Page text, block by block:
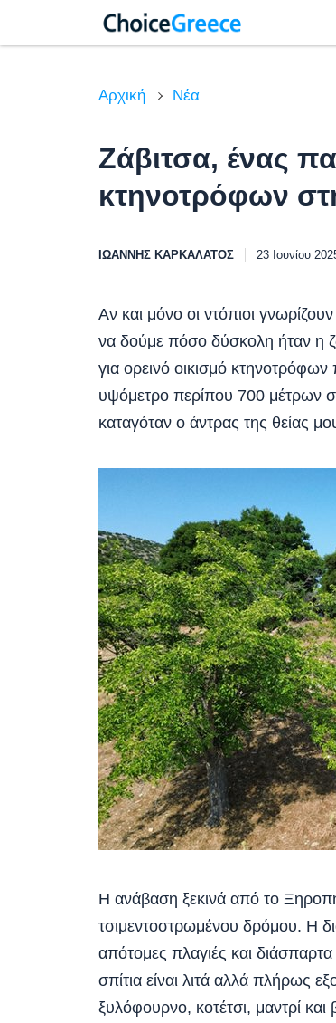
Αρχική Νέα
Ζάβιτσα, ένας
κτηνοτρόφων
ΙΩΆΝΝΗΣ ΚΑΡΚΑΛΆΤΟΣ 23 Ιουνίου
Αν και μόνο οι ντόπιοι
να δούμε πόσο δύσκολη ήταν η
για ορεινό οικισμό
υψόμετρο περίπου 700 μέτρων
καταγόταν ο άντρας της θείας
Η ανάβαση ξεκινά από το
τσιμεντοστρωμένου δρόμου. Η
απότομες πλαγιές και
σπίτια είναι λιτά αλλά πλήρως
ξυλόφουρνο, κοτέτσι, μαντρί